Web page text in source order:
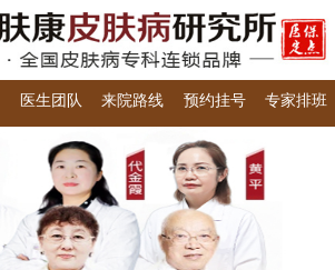
医生团队 来院路线 预约挂号 专家排班